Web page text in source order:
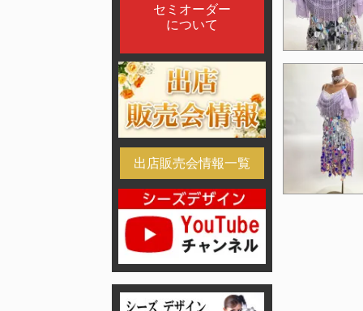
セミオーダー
について
出店販売会情報一覧